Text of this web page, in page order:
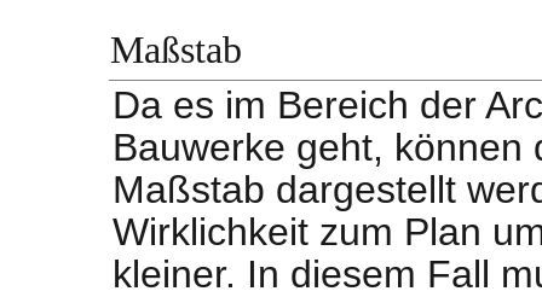
Maßstab
Da es im Bereich der
Bauwerke geht, können
Maßstab dargestellt
Wirklichkeit zum Plan
kleiner. In diesem Fall